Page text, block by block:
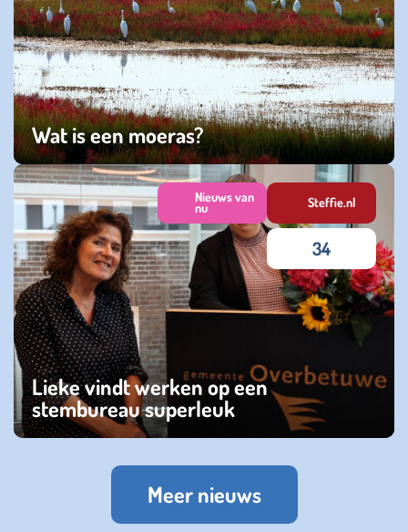
Wat is een moeras?
maandag 09 september 2024
Lieke vindt werken op een
stembureau superleuk
Nieuws van
nu Steffie.nl
34
Meer nieuws